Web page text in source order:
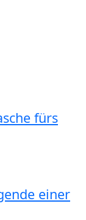
fürs
einer